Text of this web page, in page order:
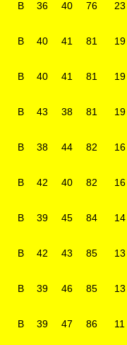
B 36 40 76 23
B 40 41 81 19
B 40 41 81 19
B 43 38 81 19
B 38 44 82 16
B 42 40 82 16
B 39 45 84 14
B 42 43 85 13
B 39 46 85 13
B 39 47 86 11